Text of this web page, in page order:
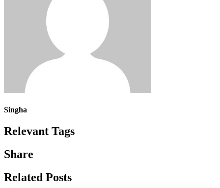
Singha
Relevant Tags
Share
Related Posts